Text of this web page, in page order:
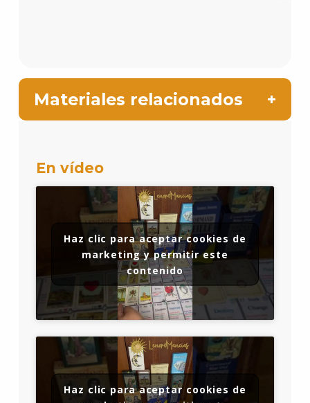
Materiales relacionados
En vídeo
Haz clic para aceptar cookies de
marketing y permitir este
contenido
Haz clic para aceptar cookies de